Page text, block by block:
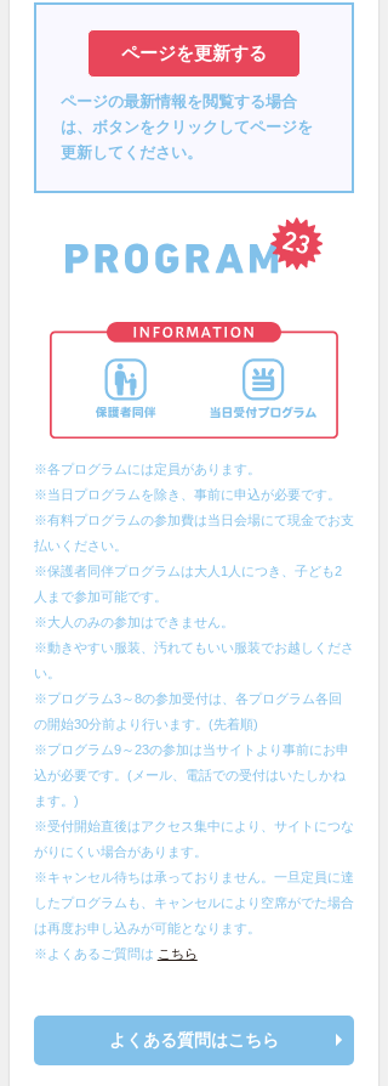
ページの最新情報を閲覧する場合
は、ボタンをクリックしてページを
更新してください。
※各プログラムには定員があります。
※当日プログラムを除き、事前に申込が必要です。
※有料プログラムの参加費は当日会場にて現金でお支
払いください。
※保護者同伴プログラムは大人1人につき、子ども2
人まで参加可能です。
※大人のみの参加はできません。
※動きやすい服装、汚れてもいい服装でお越しくださ
い。
※プログラム3～8の参加受付は、各プログラム各回
の開始30分前より行います。(先着順)
※プログラム9～23の参加は当サイトより事前にお申
込が必要です。(メール、電話での受付はいたしかね
ます。)
※受付開始直後はアクセス集中により、サイトにつな
がりにくい場合があります。
※キャンセル待ちは承っておりません。一旦定員に達
したプログラムも、キャンセルにより空席がでた場合
は再度お申し込みが可能となります。
※よくあるご質問は こちら
よくある質問はこちら